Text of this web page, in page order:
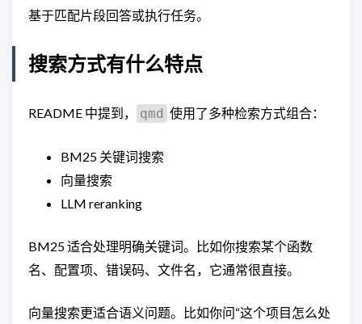
基于匹配片段回答或执行任务。
搜索方式有什么特点
README 中提到， qmd 使用了多种检索方式组合：
BM25 关键词搜索
向量搜索
LLM reranking
BM25 适合处理明确关键词。比如你搜索某个函数
名、配置项、错误码、文件名，它通常很直接。
向量搜索更适合语义问题。比如你问“这个项目怎么处